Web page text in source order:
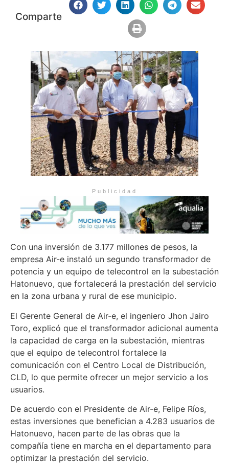
Comparte
Publicidad
Con una inversión de 3.177 millones de pesos, la
empresa Air-e instaló un segundo transformador de
potencia y un equipo de telecontrol en la subestación
Hatonuevo, que fortalecerá la prestación del servicio
en la zona urbana y rural de ese municipio.
El Gerente General de Air-e, el ingeniero Jhon Jairo
Toro, explicó que el transformador adicional aumenta
la capacidad de carga en la subestación, mientras
que el equipo de telecontrol fortalece la
comunicación con el Centro Local de Distribución,
CLD, lo que permite ofrecer un mejor servicio a los
usuarios.
De acuerdo con el Presidente de Air-e, Felipe Ríos,
estas inversiones que benefician a 4.283 usuarios de
Hatonuevo, hacen parte de las obras que la
compañía tiene en marcha en el departamento para
optimizar la prestación del servicio.